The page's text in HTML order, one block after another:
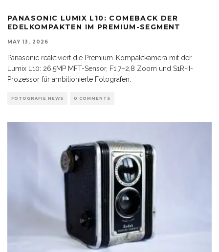
PANASONIC LUMIX L10: COMEBACK DER
EDELKOMPAKTEN IM PREMIUM-SEGMENT
MAY 13, 2026
Panasonic reaktiviert die Premium-Kompaktkamera mit der
Lumix L10: 26,5MP MFT-Sensor, F1,7–2,8 Zoom und S1R-II-
Prozessor für ambitionierte Fotografen.
FOTOGRAFIE NEWS 0 COMMENTS